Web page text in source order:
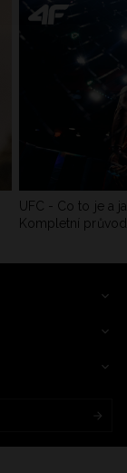
UFC - Co to je a
Kompletní